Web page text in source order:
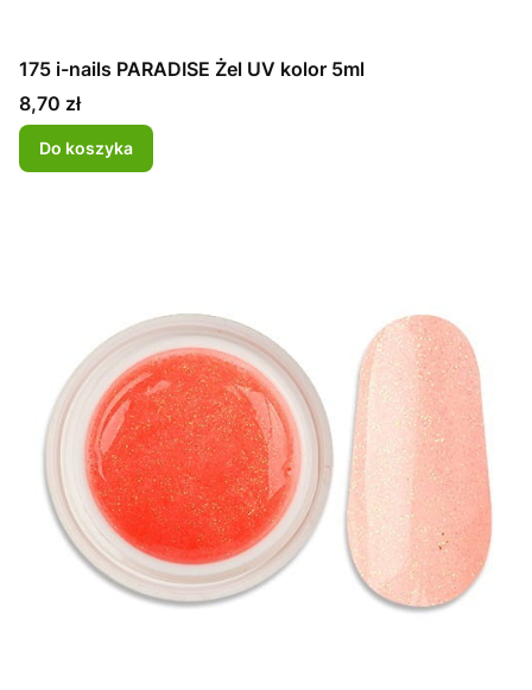
175 i-nails PARADISE Żel UV kolor 5ml
Cena
8,70 zł
Do koszyka